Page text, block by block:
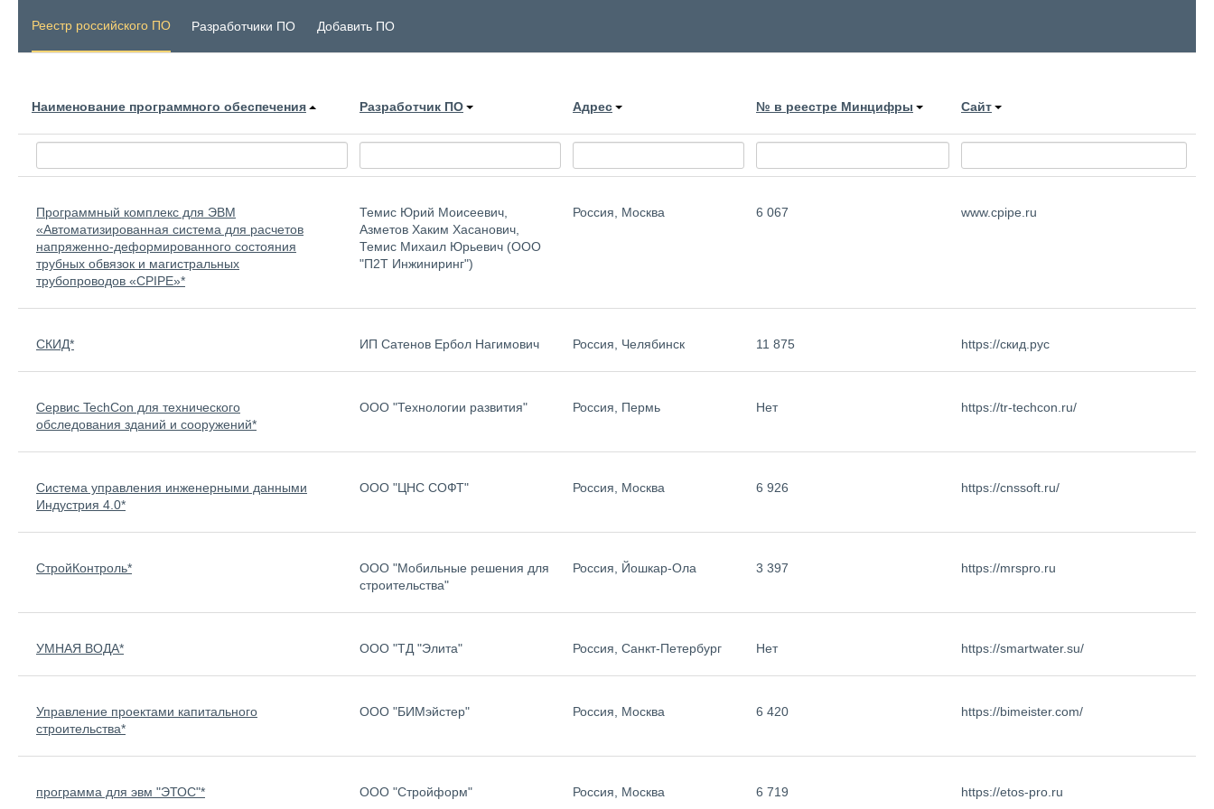
Реестр российского ПО Разработчики ПО Добавить ПО
Наименование программного обеспечения Разработчик ПО Адрес № в реестре Минцифры Сайт
Программный комплекс для ЭВМ
«Автоматизированная система для расчетов
напряженно-деформированного состояния
трубных обвязок и магистральных
трубопроводов «CPIPE»*
Темис Юрий Моисеевич,
Азметов Хаким Хасанович,
Темис Михаил Юрьевич (ООО
"П2Т Инжиниринг")
Россия, Москва 6 067 www.cpipe.ru
СКИД* ИП Сатенов Ербол Нагимович Россия, Челябинск 11 875 https://скид.рус
Сервис TechCon для технического
обследования зданий и сооружений*
ООО "Технологии развития" Россия, Пермь Нет https://tr-techcon.ru/
Система управления инженерными данными
Индустрия 4.0*
ООО "ЦНС СОФТ" Россия, Москва 6 926 https://cnssoft.ru/
СтройКонтроль*
ООО "Мобильные решения для
строительства"
Россия, Йошкар-Ола 3 397 https://mrspro.ru
УМНАЯ ВОДА* OOO "ТД "Элита" Россия, Санкт-Петербург Нет https://smartwater.su/
Управление проектами капитального
строительства*
ООО "БИМэйстер" Россия, Москва 6 420 https://bimeister.com/
программа для эвм "ЭТОС"* ООО "Стройформ" Россия, Москва 6 719 https://etos-pro.ru